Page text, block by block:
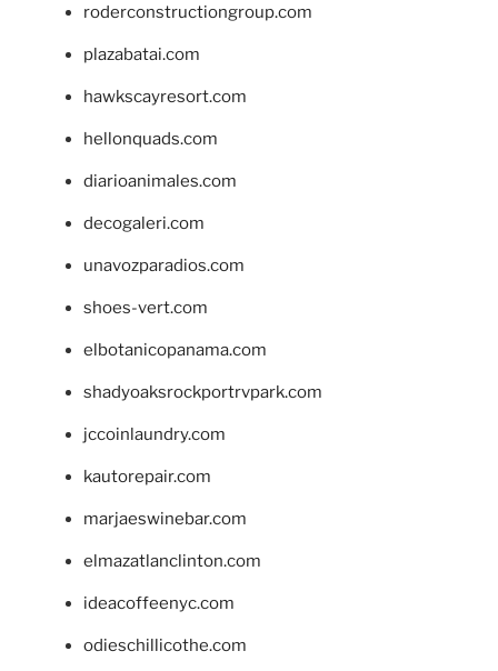
roderconstructiongroup.com
plazabatai.com
hawkscayresort.com
hellonquads.com
diarioanimales.com
decogaleri.com
unavozparadios.com
shoes-vert.com
elbotanicopanama.com
shadyoaksrockportrvpark.com
jccoinlaundry.com
kautorepair.com
marjaeswinebar.com
elmazatlanclinton.com
ideacoffeenyc.com
odieschillicothe.com